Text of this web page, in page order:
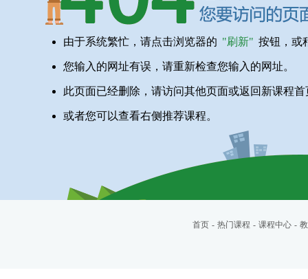
由于系统繁忙，请点击浏览器的 "刷新" 按钮，或
您输入的网址有误，请重新检查您输入的网址。
此页面已经删除，请访问其他页面或返回新课程首
或者您可以查看右侧推荐课程。
首页 - 热门课程 - 课程中心 -